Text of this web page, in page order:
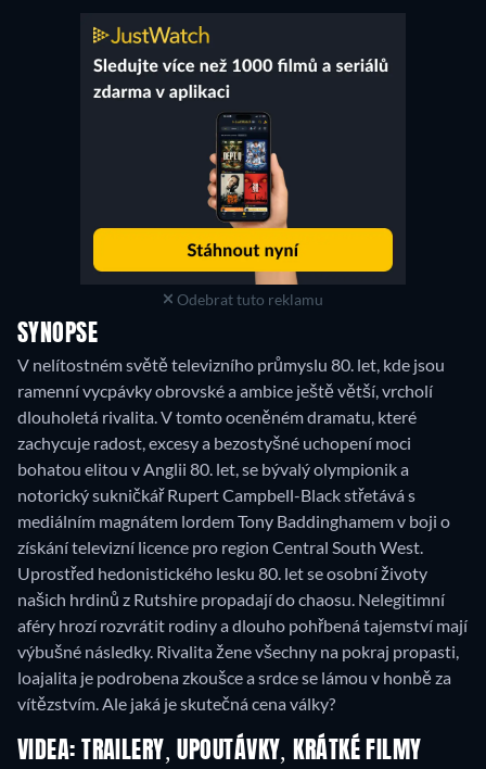
Odebrat tuto reklamu
SYNOPSE
V nelítostném světě televizního průmyslu 80. let, kde jsou
ramenní vycpávky obrovské a ambice ještě větší, vrcholí
dlouholetá rivalita. V tomto oceněném dramatu, které
zachycuje radost, excesy a bezostyšné uchopení moci
bohatou elitou v Anglii 80. let, se bývalý olympionik a
notorický sukničkář Rupert Campbell-Black střetává s
mediálním magnátem lordem Tony Baddinghamem v boji o
získání televizní licence pro region Central South West.
Uprostřed hedonistického lesku 80. let se osobní životy
našich hrdinů z Rutshire propadají do chaosu. Nelegitimní
aféry hrozí rozvrátit rodiny a dlouho pohřbená tajemství mají
výbušné následky. Rivalita žene všechny na pokraj propasti,
loajalita je podrobena zkoušce a srdce se lámou v honbě za
vítězstvím. Ale jaká je skutečná cena války?
VIDEA: TRAILERY, UPOUTÁVKY, KRÁTKÉ FILMY